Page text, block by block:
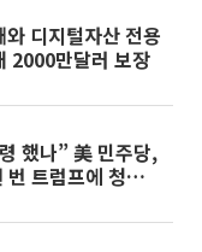
디지털자산 전용
2000만달러 보장
했나” 美 민주당,
번 트럼프에 청문